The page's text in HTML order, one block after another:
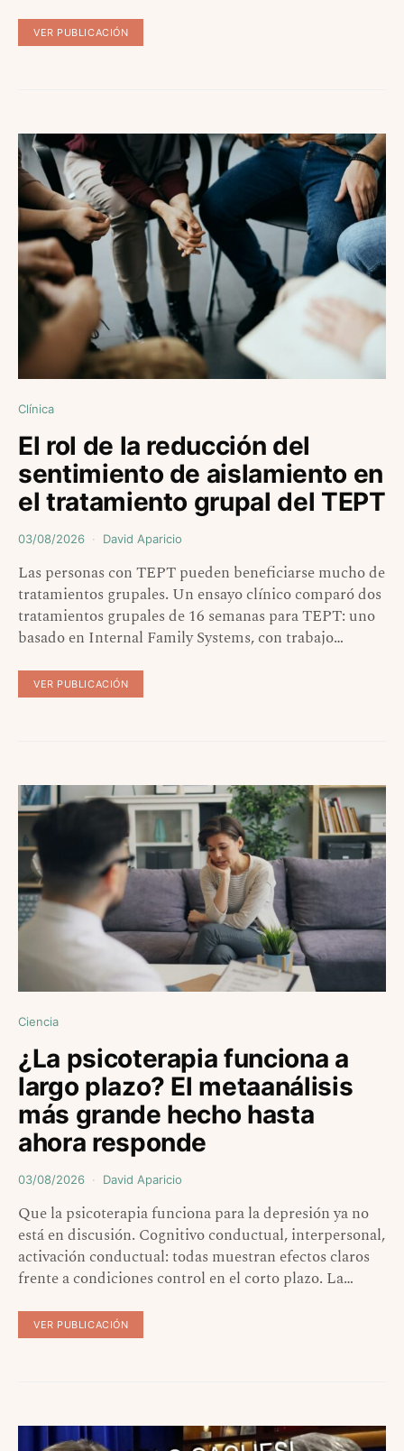
VER PUBLICACIÓN
Clínica
El rol de la reducción del
sentimiento de aislamiento en
el tratamiento grupal del TEPT
03/08/2026 David Aparicio
Las personas con TEPT pueden beneficiarse mucho de
tratamientos grupales. Un ensayo clínico comparó dos
tratamientos grupales de 16 semanas para TEPT: uno
basado en Internal Family Systems, con trabajo…
VER PUBLICACIÓN
Ciencia
¿La psicoterapia funciona a
largo plazo? El metaanálisis
más grande hecho hasta
ahora responde
03/08/2026 David Aparicio
Que la psicoterapia funciona para la depresión ya no
está en discusión. Cognitivo conductual, interpersonal,
activación conductual: todas muestran efectos claros
frente a condiciones control en el corto plazo. La…
VER PUBLICACIÓN